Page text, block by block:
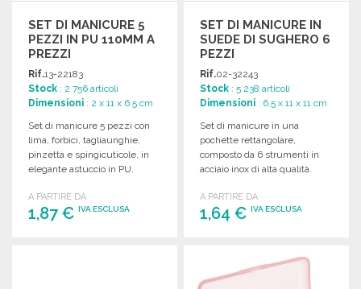
SET DI MANICURE 5
PEZZI IN PU 110MM A
PREZZI
ALL'INGROSSO
Rif.13-22183
Stock : 2 756 articoli
Dimensioni : 2 x 11 x 6.5 cm
Set di manicure 5 pezzi con
lima, forbici, tagliaunghie,
pinzetta e spingicuticole, in
elegante astuccio in PU.
mm.
A PARTIRE DA
1,87 € IVA ESCLUSA
SET DI MANICURE IN
SUEDE DI SUGHERO 6
PEZZI
Rif.02-32243
Stock : 5 238 articoli
Dimensioni : 6.5 x 11 x 11 cm
Set di manicure in una
pochette rettangolare,
composto da 6 strumenti in
acciaio inox di alta qualità.
A PARTIRE DA
1,64 €IVA ESCLUSA
Richiedi un preventivo